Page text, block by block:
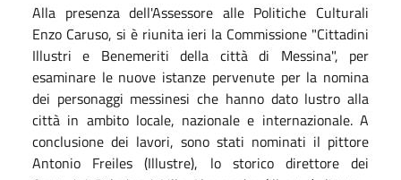
Alla presenza dell'Assessore alle Politiche Culturali
Enzo Caruso, si è riunita ieri la Commissione "Cittadini
Illustri e Benemeriti della città di Messina", per
esaminare le nuove istanze pervenute per la nomina
dei personaggi messinesi che hanno dato lustro alla
città in ambito locale, nazionale e internazionale. A
conclusione dei lavori, sono stati nominati il pittore
Antonio Freiles (Illustre), lo storico direttore dei